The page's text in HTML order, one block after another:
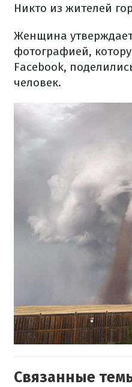
Никто из жителей
Женщина
фотографией,
Facebook,
человек.
Связанные